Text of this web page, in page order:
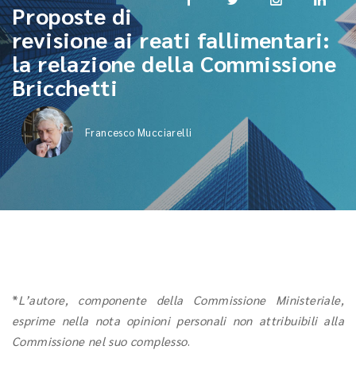
Proposte di
revisione ai reati fallimentari:
la relazione della Commissione
Bricchetti
Francesco Mucciarelli
*L’autore, componente della Commissione Ministeriale,
esprime nella nota opinioni personali non attribuibili alla
Commissione nel suo complesso.